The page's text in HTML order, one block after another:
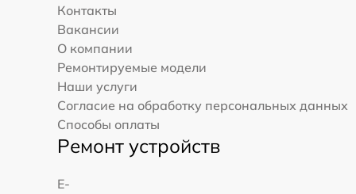
Контакты
Вакансии
О компании
Ремонтируемые модели
Наши услуги
Согласие на обработку персональных данных
Способы оплаты
Ремонт устройств
E-